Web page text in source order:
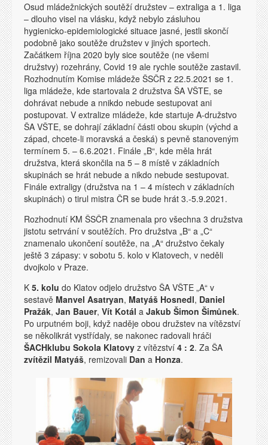
Osud mládežnických soutěží družstev – extraliga a 1. liga
– dlouho visel na vlásku, když nebylo zásluhou
hygienicko-epidemiologické situace jasné, jestli skončí
podobně jako soutěže družstev v jiných sportech.
Začátkem října 2020 byly sice soutěže (ne všemi
družstvy) rozehrány, Covid 19 ale rychle soutěže zastavil.
Rozhodnutím Komise mládeže ŠSČR z 22.5.2021 se 1.
liga mládeže, kde startovala 2 družstva ŠA VŠTE, se
dohrávat nebude a nnikdo nebude sestupovat ani
postupovat. V extralize mládeže, kde startuje A-družstvo
ŠA VŠTE, se dohrají základní části obou skupin (výchd a
západ, chcete-li moravská a česká) s pevně stanoveným
termínem 5. – 6.6.2021. Finále „B“, kde měla hrát
družstva, která skončila na 5 – 8 místě v základních
skupinách se hrát nebude a nikdo nebude sestupovat.
Finále extraligy (družstva na 1 – 4 místech v základních
skupinách) o tirul mistra ČR se bude hrát 3.-5.9.2021.
Rozhodnutí KM ŠSČR znamenala pro všechna 3 družstva
jistotu setrvání v soutěžích. Pro družstva „B“ a „C“
znamenalo ukončení soutěže, na „A“ družstvo čekaly
ještě 3 zápasy: v sobotu 5. kolo v Klatovech, v neděli
dvojkolo v Praze.
K 5. kolu do Klatov odjelo družstvo ŠA VŠTE „A“ v
sestavě Manvel Asatryan, Matyáš Hosnedl, Daniel
Pražák, Jan Bauer, Vít Kotál a Jakub Šimon Šimůnek.
Po urputném boji, když naděje obou družstev na vítězství
se několikrát vystřídaly, se nakonec radovali hráči
ŠACHklubu Sokola Klatovy z vítězství 4 : 2. Za ŠA
zvítězil Matyáš, remizovali Dan a Honza.